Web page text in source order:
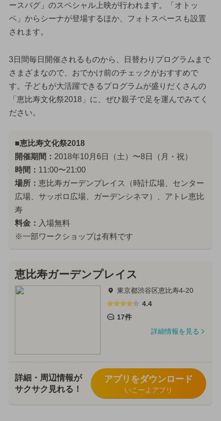
ースバグ」のスペシャル上映が行われます。「オトッ
ペ」からシーナが登場するほか、フォトスペースも設置
されます。
3日間毎日開催されるものから、日替わりプログラムまで
さまざまなので、おでかけ前のチェックがおすすめで
す。子どもが大活躍できるプログラムが盛りだくさんの
「恵比寿文化祭2018」に、ぜひ親子で足を運んでみてく
ださい。
■恵比寿文化祭2018
開催期間： 2018年10月6日（土）〜8日（月・祝）
時間： 11:00〜21:00
場所： 恵比寿ガーデンプレイス（時計広場、センター
広場、サッポロ広場、ガーデンシネマ）、アトレ恵比
寿
料金： 入場無料
※一部ワークショップは有料です
恵比寿ガーデンプレイス
東京都渋谷区恵比寿4-20
4.4
17件
詳細情報を見る
詳細・周辺情報が
サクサク見れる！
アプリをダウンロード
いこーよアプリ